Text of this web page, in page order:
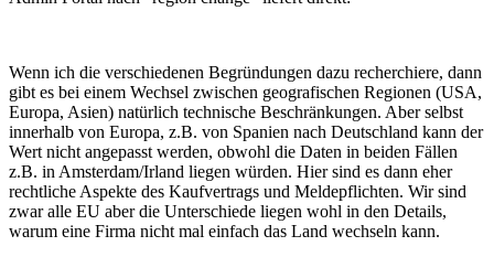
Wenn ich die verschiedenen Begründungen dazu recherchiere, dann
gibt es bei einem Wechsel zwischen geografischen Regionen (USA,
Europa, Asien) natürlich technische Beschränkungen. Aber selbst
innerhalb von Europa, z.B. von Spanien nach Deutschland kann der
Wert nicht angepasst werden, obwohl die Daten in beiden Fällen
z.B. in Amsterdam/Irland liegen würden. Hier sind es dann eher
rechtliche Aspekte des Kaufvertrags und Meldepflichten. Wir sind
zwar alle EU aber die Unterschiede liegen wohl in den Details,
warum eine Firma nicht mal einfach das Land wechseln kann.